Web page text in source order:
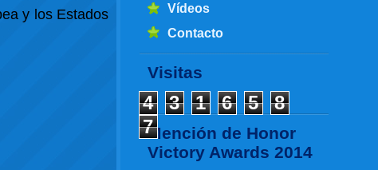
Vídeos
Contacto
Visitas
4 3 1 6 5
8
7Mención de Honor
Victory Awards 2014
y los Estados